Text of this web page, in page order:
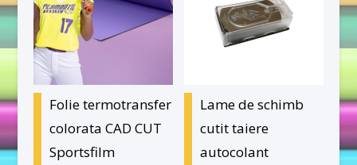
Folie termotransfer
colorata CAD CUT
Sportsfilm
Lame de schimb
cutit taiere
autocolant